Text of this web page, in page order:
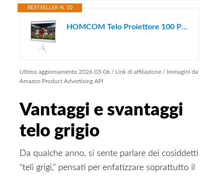
BESTSELLER N. 10
HOMCOM Telo Proiettore 100 Pollici 4K HD 4:3 con Treppiede Bianco
Ultimo aggiornamento 2026-03-06 / Link di affiliazione / Immagini da
Amazon Product Advertising API
Vantaggi e svantaggi
telo grigio
Da qualche anno, si sente parlare dei cosiddetti
“teli grigi,” pensati per enfatizzare soprattutto il